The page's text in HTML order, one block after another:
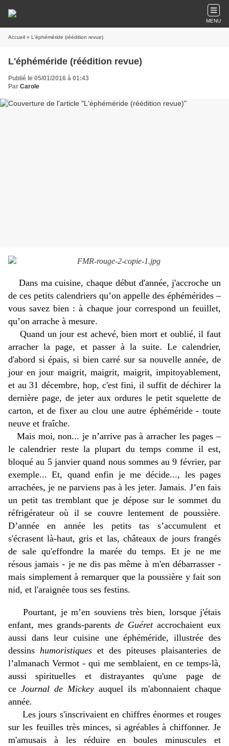
MENU
Accueil » L'éphéméride (réédition revue)
L'éphéméride (réédition revue)
Publié le 05/01/2016 à 01:43
Par Carole
Dans ma cuisine, chaque début d'année, j'accroche un
de ces petits calendriers qu’on appelle des éphémérides –
vous savez bien : à chaque jour correspond un feuillet,
qu’on arrache à mesure.
Quand un jour est achevé, bien mort et oublié, il faut
arracher la page, et passer à la suite. Le calendrier,
d'abord si épais, si bien carré sur sa nouvelle année, de
jour en jour maigrit, maigrit, maigrit, impitoyablement,
et au 31 décembre, hop, c'est fini, il suffit de déchirer la
dernière page, de jeter aux ordures le petit squelette de
carton, et de fixer au clou une autre éphéméride - toute
neuve et fraîche.
Mais moi, non... je n’arrive pas à arracher les pages –
le calendrier reste la plupart du temps comme il est,
bloqué au 5 janvier quand nous sommes au 9 février, par
exemple... Et, quand enfin je me décide..., les pages
arrachées, je ne parviens pas à les jeter. Jamais. J’en fais
un petit tas tremblant que je dépose sur le sommet du
réfrigérateur où il se couvre lentement de poussière.
D’année en année les petits tas s’accumulent et
s'écrasent là-haut, gris et las, châteaux de jours frangés
de sale qu'effondre la marée du temps. Et je ne me
résous jamais - je ne dis pas même à m'en débarrasser -
mais simplement à remarquer que la poussière y fait son
nid, et l'araignée tous ses festins.
Pourtant, je m’en souviens très bien, lorsque j'étais
enfant, mes grands-parents de Guéretaccrochaient eux
aussi dans leur cuisine une éphéméride, illustrée des
dessins humoristiques et des piteuses plaisanteries de
l’almanach Vermot - qui me semblaient, en ce temps-là,
aussi spirituelles et distrayantes qu'une page de
ce Journal de Mickey auquel ils m'abonnaient chaque
année.
Les jours s'inscrivaient en chiffres énormes et rouges
sur les feuilles très minces, si agréables à chiffonner. Je
m'amusais à les réduire en boules minuscules et